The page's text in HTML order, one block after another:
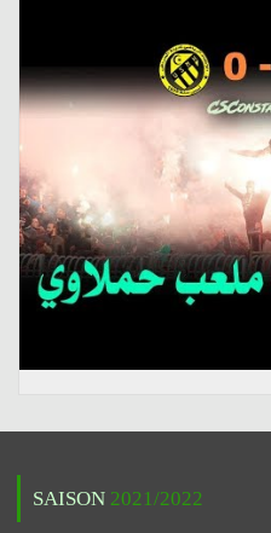
SAISON 2021/2022